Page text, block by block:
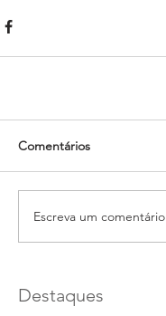
Comentários
Escreva um comentário
Destaques